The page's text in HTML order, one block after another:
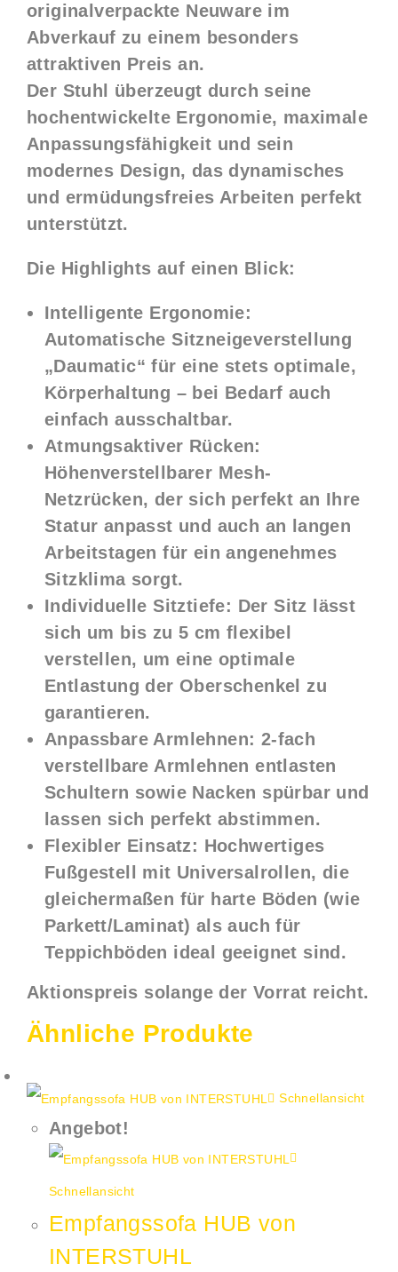
originalverpackte Neuware im
Abverkauf zu einem besonders
attraktiven Preis an.
Der Stuhl überzeugt durch seine
hochentwickelte Ergonomie, maximale
Anpassungsfähigkeit und sein
modernes Design, das dynamisches
und ermüdungsfreies Arbeiten perfekt
unterstützt.
Die Highlights auf einen Blick:
Intelligente Ergonomie:
Automatische Sitzneigeverstellung
„Daumatic“ für eine stets optimale,
Körperhaltung – bei Bedarf auch
einfach ausschaltbar.
Atmungsaktiver Rücken:
Höhenverstellbarer Mesh-
Netzrücken, der sich perfekt an Ihre
Statur anpasst und auch an langen
Arbeitstagen für ein angenehmes
Sitzklima sorgt.
Individuelle Sitztiefe: Der Sitz lässt
sich um bis zu 5 cm flexibel
verstellen, um eine optimale
Entlastung der Oberschenkel zu
garantieren.
Anpassbare Armlehnen: 2-fach
verstellbare Armlehnen entlasten
Schultern sowie Nacken spürbar und
lassen sich perfekt abstimmen.
Flexibler Einsatz: Hochwertiges
Fußgestell mit Universalrollen, die
gleichermaßen für harte Böden (wie
Parkett/Laminat) als auch für
Teppichböden ideal geeignet sind.
Aktionspreis solange der Vorrat reicht.
Ähnliche Produkte
Schnellansicht
Angebot!
Schnellansicht
Empfangssofa HUB von
INTERSTUHL